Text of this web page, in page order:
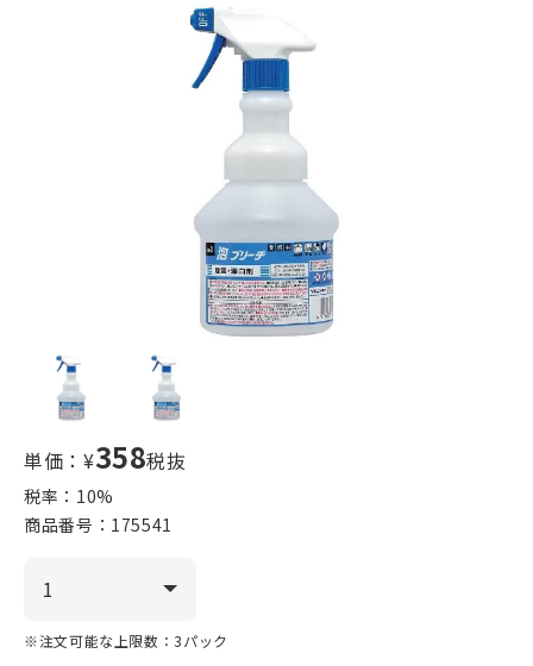
単価：¥358税抜
税率： 10%
商品番号： 175541
※注文可能な上限数：3パック